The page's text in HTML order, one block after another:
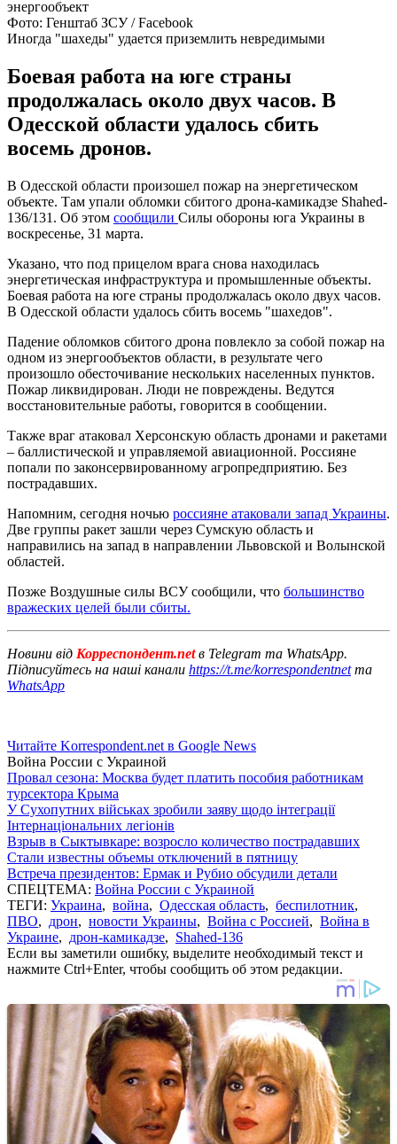
Фото: Генштаб ЗСУ / Facebook
Иногда "шахеды" удается приземлить невредимыми
Боевая работа на юге страны
продолжалась около двух часов. В
Одесской области удалось сбить
восемь дронов.
В Одесской области произошел пожар на энергетическом
объекте. Там упали обломки сбитого дрона-камикадзе Shahed-
136/131. Об этом сообщили Силы обороны юга Украины в
воскресенье, 31 марта.
Указано, что под прицелом врага снова находилась
энергетическая инфраструктура и промышленные объекты.
Боевая работа на юге страны продолжалась около двух часов.
В Одесской области удалось сбить восемь "шахедов".
Падение обломков сбитого дрона повлекло за собой пожар на
одном из энергообъектов области, в результате чего
произошло обесточивание нескольких населенных пунктов.
Пожар ликвидирован. Люди не повреждены. Ведутся
восстановительные работы, говорится в сообщении.
Также враг атаковал Херсонскую область дронами и ракетами
– баллистической и управляемой авиационной. Россияне
попали по законсервированному агропредприятию. Без
пострадавших.
Напомним, сегодня ночью россияне атаковали запад Украины.
Две группы ракет зашли через Сумскую область и
направились на запад в направлении Львовской и Волынской
областей.
Позже Воздушные силы ВСУ сообщили, что большинство
вражеских целей были сбиты.
Новини від Корреспондент.netв Telegram та WhatsApp.
Підписуйтесь на наші канали https://t.me/korrespondentnetта
WhatsApp
Читайте Korrespondent.net в Google News
Война России с Украиной
Провал сезона: Москва будет платить пособия работникам
турсектора Крыма
У Сухопутних військах зробили заяву щодо інтеграції
Інтернаціональних легіонів
Взрыв в Сыктывкаре: возросло количество пострадавших
Стали известны объемы отключений в пятницу
Встреча президентов: Ермак и Рубио обсудили детали
СПЕЦТЕМА: Война России с Украиной
ТЕГИ: Украина, война, Одесская область, беспилотник,
ПВО, дрон, новости Украины, Война с Россией, Война в
Украине, дрон-камикадзе, Shahed-136
Если вы заметили ошибку, выделите необходимый текст и
нажмите Ctrl+Enter, чтобы сообщить об этом редакции.